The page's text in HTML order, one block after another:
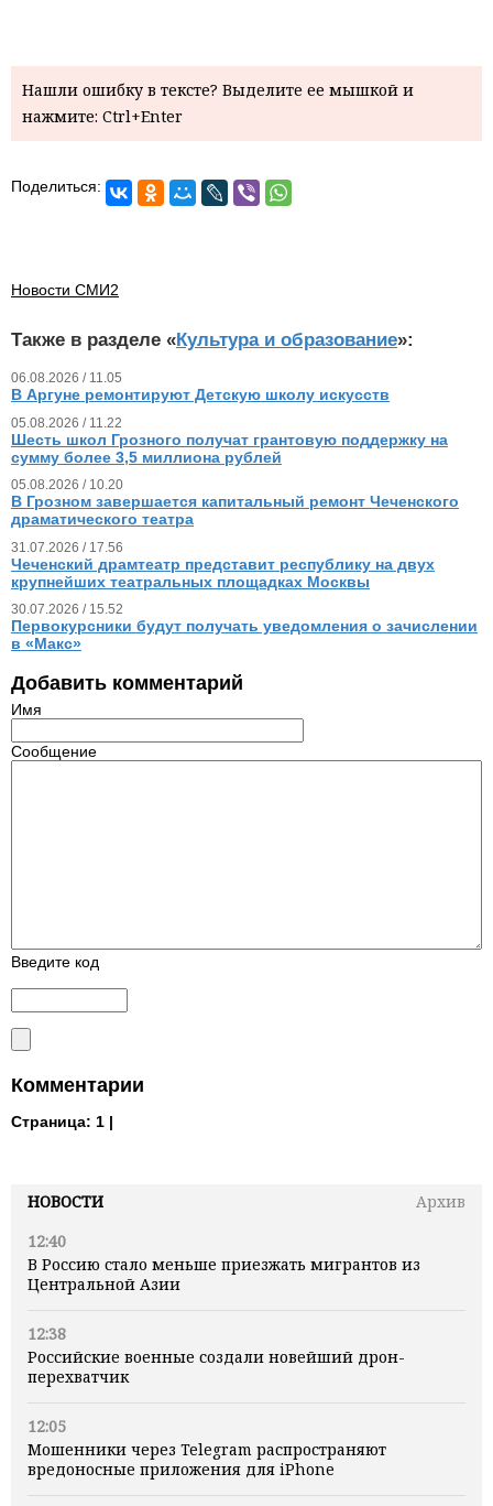
НОВОСТИ
Архив
12:40
В Россию стало меньше приезжать мигрантов из
Центральной Азии
12:38
Российские военные создали новейший дрон-
перехватчик
12:05
Мошенники через Telegram распространяют
вредоносные приложения для iPhone
Нашли ошибку в тексте? Выделите ее мышкой и
нажмите: Ctrl+Enter
Поделиться:
Новости СМИ2
Также в разделе «Культура и образование»:
06.08.2026 / 11.05
В Аргуне ремонтируют Детскую школу искусств
05.08.2026 / 11.22
Шесть школ Грозного получат грантовую поддержку на
сумму более 3,5 миллиона рублей
05.08.2026 / 10.20
В Грозном завершается капитальный ремонт Чеченского
драматического театра
31.07.2026 / 17.56
Чеченский драмтеатр представит республику на двух
крупнейших театральных площадках Москвы
30.07.2026 / 15.52
Первокурсники будут получать уведомления о зачислении
в «Макс»
Добавить комментарий
Имя
Сообщение
Введите код
Комментарии
Страница: 1 |